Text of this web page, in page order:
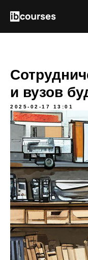
и вузов
2025-02-17 13:01